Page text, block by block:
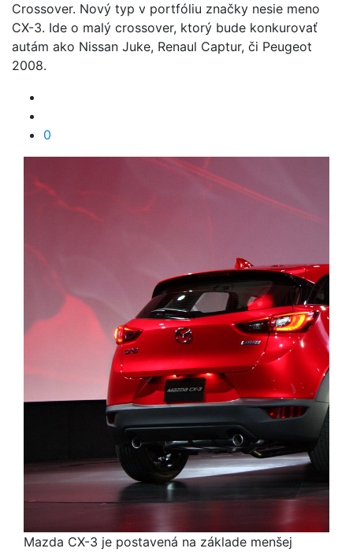
Crossover. Nový typ v portfóliu značky nesie meno
CX-3. Ide o malý crossover, ktorý bude konkurovať
autám ako Nissan Juke, Renaul Captur, či Peugeot
2008.
0
Mazda CX-3 je postavená na základe menšej